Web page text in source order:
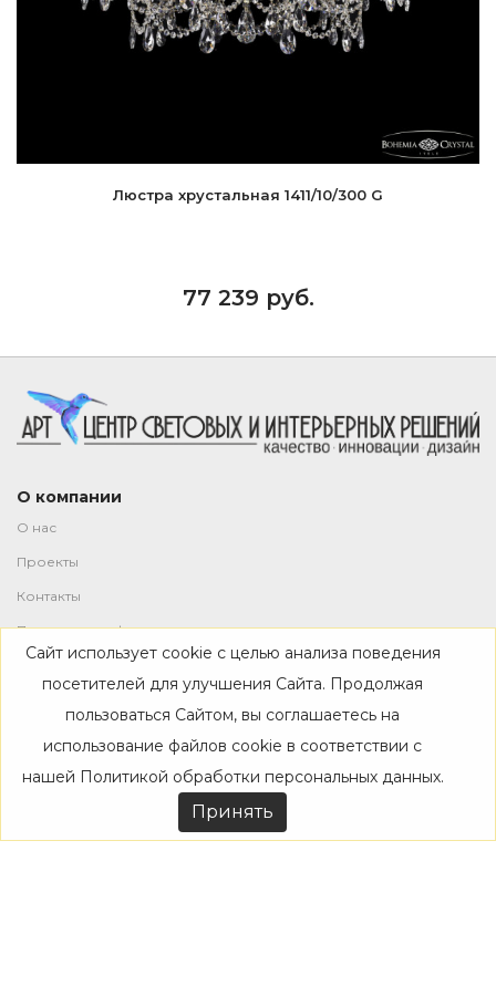
Люстра хрустальная 1411/10/300 G
77 239 руб.
О компании
О нас
Проекты
Контакты
Политика конфиденциальности
Магазин
Каталог
Дизайнерам
Акции
Сайт использует cookie с целью анализа поведения
посетителей для улучшения Сайта. Продолжая
пользоваться Сайтом, вы соглашаетесь на
использование файлов cookie в соответствии с
нашей Политикой обработки персональных данных.
Принять